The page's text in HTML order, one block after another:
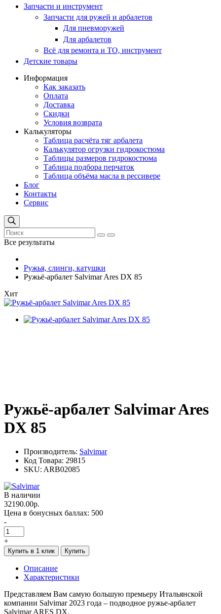
Запчасти и инструмент
Запчасти для ружей и арбалетов
Для пневморужей
Для арбалетов
Всё для ремонта и ТО, инструмент
Детские товары
Информация
Как заказать
Оплата
Доставка
Скидки
Условия возврата
Калькуляторы
Таблица расчёта тяг арбалета
Калькулятор огрузки гидрокостюма
Таблицы размеров гидрокостюма
Таблица подбора перчаток
Таблица объёма масла в рессивере
Блог
Контакты
Сервис
Все результаты
Ружья, слинги, катушки
Ружьё-арбалет Salvimar Ares DX 85
Хит
Ружьё-арбалет Salvimar Ares
DX 85
Производитель: Salvimar
Код Товара: 29815
SKU: ARB02085
В наличии
32190.00р.
Цена в бонусных баллах: 500
-
+
Купить в 1 клик Купить
Описание
Характеристики
Представляем Вам самую большую премьеру Итальянской
компании Salvimar 2023 года – подводное ружье-арбалет
Salvimar ARES DX.